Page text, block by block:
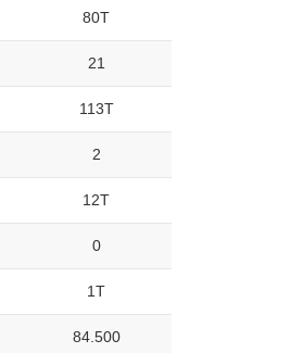
80T
21
113T
2
12T
0
1T
84.500